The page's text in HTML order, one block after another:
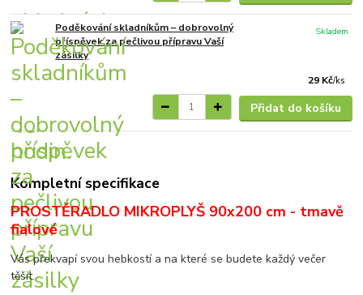
Poděkování skladníkům – dobrovolný
příspěvek za pečlivou přípravu Vaší
zásilky
29 Kč/ks
Skladem
Přidat do košíku
Kompletní specifikace
PROSTĚRADLO MIKROPLYŠ 90x200 cm - tmavě
fialové
Vás překvapí svou hebkostí a na které se budete každý večer
těšit.